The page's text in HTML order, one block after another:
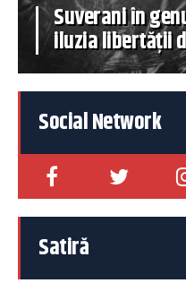
Suverani în
iluzia libertății
Social Network
Satiră